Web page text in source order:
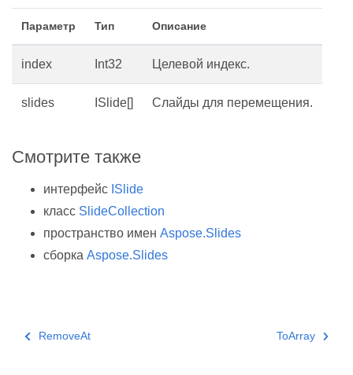
Параметр Тип Описание
index Int32 Целевой индекс.
slides ISlide[] Слайды для перемещения.
Смотрите также
интерфейс ISlide
класс SlideCollection
пространство имен Aspose.Slides
сборка Aspose.Slides
RemoveAt ToArray